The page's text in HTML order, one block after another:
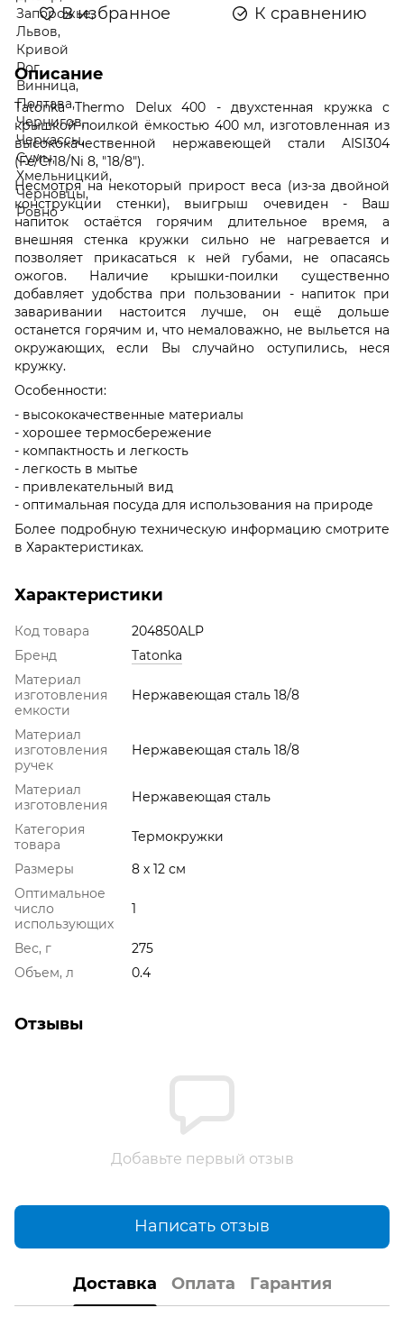
В избранное К сравнению
Описание
Tatonka Thermo Delux 400 - двухстенная кружка с
крышкой-поилкой ёмкостью 400 мл, изготовленная из
высококачественной нержавеющей стали AISI304
(Fe/Cr18/Ni 8, "18/8").
Несмотря на некоторый прирост веса (из-за двойной
конструкции стенки), выигрыш очевиден - Ваш
напиток остаётся горячим длительное время, а
внешняя стенка кружки сильно не нагревается и
позволяет прикасаться к ней губами, не опасаясь
ожогов. Наличие крышки-поилки существенно
добавляет удобства при пользовании - напиток при
заваривании настоится лучше, он ещё дольше
останется горячим и, что немаловажно, не выльется на
окружающих, если Вы случайно оступились, неся
кружку.
Особенности:
- высококачественные материалы
- хорошее термосбережение
- компактность и легкость
- легкость в мытье
- привлекательный вид
- оптимальная посуда для использования на природе
Более подробную техническую информацию смотрите
в Характеристиках.
Характеристики
Код товара
204850ALP
Бренд
Tatonka
Материал
изготовления
емкости
Нержавеющая сталь 18/8
Материал
изготовления
ручек
Нержавеющая сталь 18/8
Материал
изготовления
Нержавеющая сталь
Категория
товара
Термокружки
Размеры
8 х 12 см
Оптимальное
число
использующих
1
Вес, г
275
Объем, л
0.4
Отзывы
Добавьте первый отзыв
Написать отзыв
Доставка Оплата Гарантия